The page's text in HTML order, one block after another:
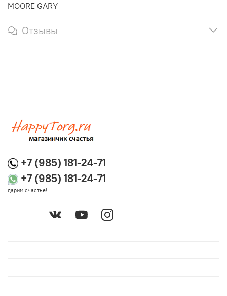
MOORE GARY
Отзывы
+7 (985) 181-24-71
+7 (985) 181-24-71
дарим счастье!